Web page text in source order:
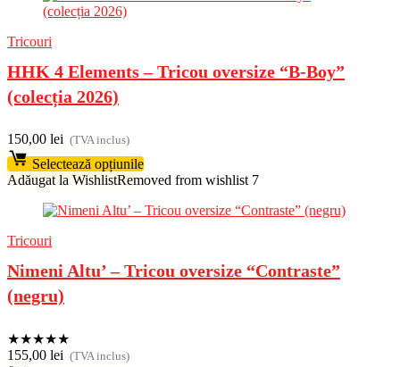
Tricouri
HHK 4 Elements – Tricou oversize “B-Boy”
(colecția 2026)
150,00 lei (TVA inclus)
Selectează opțiunile
Adăugat la WishlistRemoved from wishlist 7
Tricouri
Nimeni Altu’ – Tricou oversize “Contraste”
(negru)
★★★★★
155,00 lei (TVA inclus)